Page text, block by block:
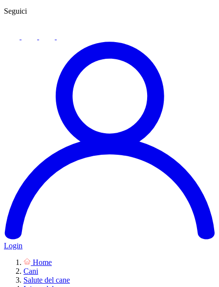
Seguici
Login
Home
Cani
Salute del cane